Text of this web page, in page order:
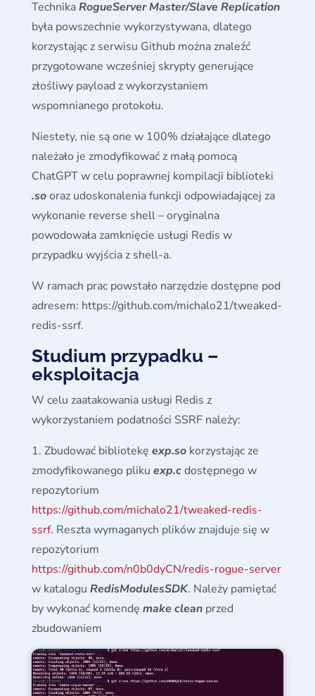
TechnikaRogueServer Master/Slave Replication
była powszechnie wykorzystywana, dlatego
korzystając z serwisu Github można znaleźć
przygotowane wcześniej skrypty generujące
złośliwy payload z wykorzystaniem
wspomnianego protokołu.
Niestety, nie są one w 100% działające dlatego
należało je zmodyfikować z małą pomocą
ChatGPT w celu poprawnej kompilacji biblioteki
.sooraz udoskonalenia funkcji odpowiadającej za
wykonanie reverse shell – oryginalna
powodowała zamknięcie usługi Redis w
przypadku wyjścia z shell-a.
W ramach prac powstało narzędzie dostępne pod
adresem: https://github.com/michalo21/tweaked-
redis-ssrf.
Studium przypadku –
eksploitacja
W celu zaatakowania usługi Redis z
wykorzystaniem podatności SSRF należy:
Zbudować bibliotekę exp.sokorzystając ze
zmodyfikowanego pliku exp.cdostępnego w
repozytorium
https://github.com/michalo21/tweaked-redis-
ssrf. Reszta wymaganych plików znajduje się w
repozytorium
https://github.com/n0b0dyCN/redis-rogue-server
w katalogu RedisModulesSDK. Należy pamiętać
by wykonać komendę make cleanprzed
zbudowaniem